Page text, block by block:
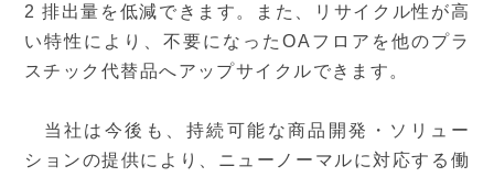
2 排出量を低減できます。また、リサイクル性が高
い特性により、不要になったOAフロアを他のプラ
スチック代替品へアップサイクルできます。
当社は今後も、持続可能な商品開発・ソリュー
ションの提供により、ニューノーマルに対応する働